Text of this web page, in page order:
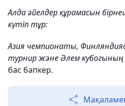
Алда әйелдер құрамасын
күтіп тұр:
Азия чемпионаты,
турнир және Әлем кубогының
бас бапкер.